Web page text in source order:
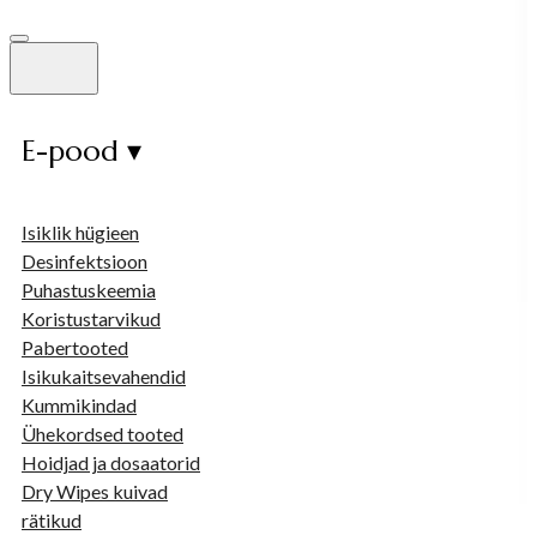
E-pood ▾
Isiklik hügieen
Desinfektsioon
Puhastuskeemia
Koristustarvikud
Pabertooted
Isikukaitsevahendid
Kummikindad
Ühekordsed tooted
Hoidjad ja dosaatorid
Dry Wipes kuivad
rätikud